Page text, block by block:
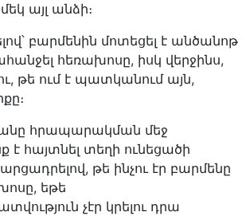
այլ անձի։
բարմենին մոտեցել է անծանոթ
հեռախոսը, իսկ վերջինս,
թե ում է պատկանում այն,
հրապարակման մեջ
հայտնել տեղի ունեցածի
թե ինչու էր բարմենը
եթե
չէր կրելու դրա